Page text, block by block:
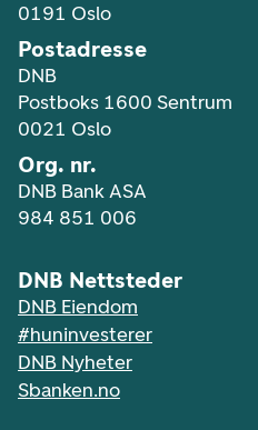
0191 Oslo
Postadresse
DNB
Postboks 1600 Sentrum
0021 Oslo
Org. nr.
DNB Bank ASA
984 851 006
DNB Nettsteder
DNB Eiendom
#huninvesterer
DNB Nyheter
Sbanken.no